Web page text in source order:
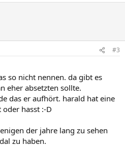
#3
so nicht nennen. da gibt es
eher absetzten sollte.
das er aufhört. harald hat eine
hasst :-D
der jahre lang zu sehen
zu haben.